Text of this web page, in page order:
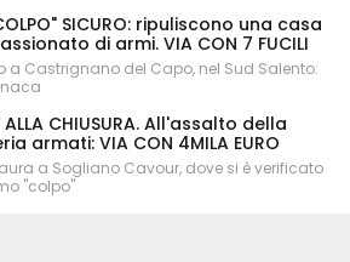
SICURO: ripuliscono una casa
di armi. VIA CON 7 FUCILI
a Castrignano del Capo, nel Sud Salento:
ALLA CHIUSURA. All'assalto della
armati: VIA CON 4MILA EURO
a Sogliano Cavour, dove si è verificato
"colpo"